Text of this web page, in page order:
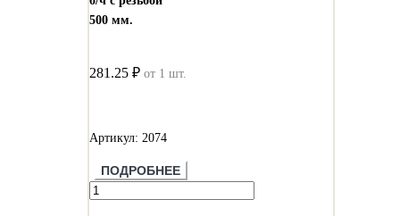
500 мм.
281.25 ₽ от 1 шт.
Артикул: 2074
ПОДРОБНЕЕ